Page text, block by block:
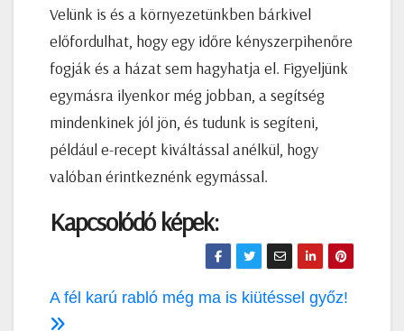
Velünk is és a környezetünkben bárkivel
előfordulhat, hogy egy időre kényszerpihenőre
fogják és a házat sem hagyhatja el. Figyeljünk
egymásra ilyenkor még jobban, a segítség
mindenkinek jól jön, és tudunk is segíteni,
például e-recept kiváltással anélkül, hogy
valóban érintkeznénk egymással.
Kapcsolódó képek:
Bejegyzés
A fél karú rabló még ma is kiütéssel győz!